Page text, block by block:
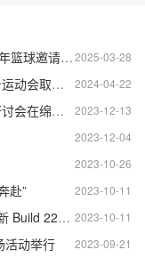
2025-03-28
赛盛大举行
2024-04-22
优异成绩
2023-12-13
在绵举行
2023-12-04
2023-10-26
2023-10-11
赴”
2023-10-11
Moment 4 内容
2023-09-21
活动举行